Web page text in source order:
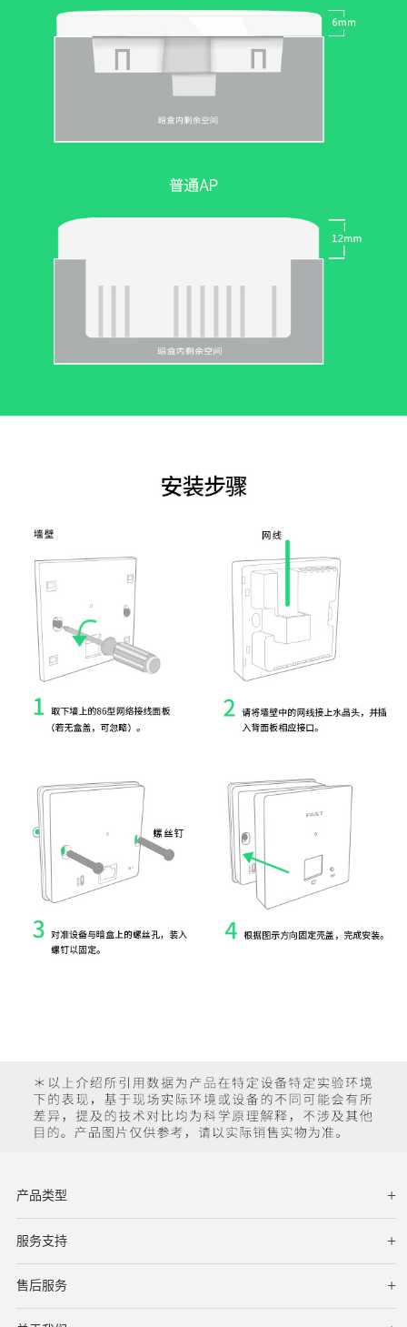
产品类型
服务支持
下载中心
文档与指南
视频教程
售后服务
服务网点
保修条款